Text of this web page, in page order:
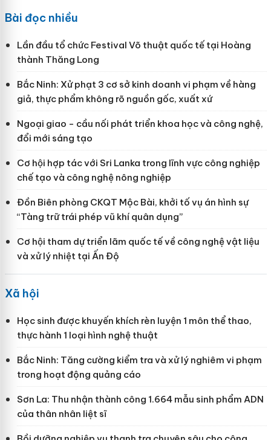
Bài đọc nhiều
Lần đầu tổ chức Festival Võ thuật quốc tế tại Hoàng
thành Thăng Long
Bắc Ninh: Xử phạt 3 cơ sở kinh doanh vi phạm về hàng
giả, thực phẩm không rõ nguồn gốc, xuất xứ
Ngoại giao - cầu nối phát triển khoa học và công nghệ,
đổi mới sáng tạo
Cơ hội hợp tác với Sri Lanka trong lĩnh vực công nghiệp
chế tạo và công nghệ nông nghiệp
Đồn Biên phòng CKQT Mộc Bài, khởi tố vụ án hình sự
“Tàng trữ trái phép vũ khí quân dụng”
Cơ hội tham dự triển lãm quốc tế về công nghệ vật liệu
và xử lý nhiệt tại Ấn Độ
Xã hội
Học sinh được khuyến khích rèn luyện 1 môn thể thao,
thực hành 1 loại hình nghệ thuật
Bắc Ninh: Tăng cường kiểm tra và xử lý nghiêm vi phạm
trong hoạt động quảng cáo
Sơn La: Thu nhận thành công 1.664 mẫu sinh phẩm ADN
của thân nhân liệt sĩ